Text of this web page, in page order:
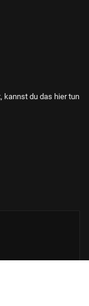
kannst du das hier tun